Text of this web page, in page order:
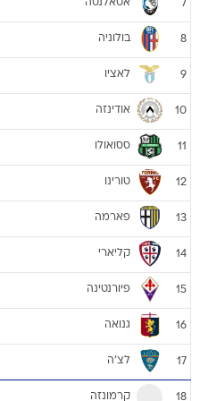
7 אטאלנטה
8 בולוניה
9 לאציו
10 אודינזה
11 ססואולו
12 טורינו
13 פארמה
14 קליארי
15 פיורנטינה
16 גנואה
17 לצ'ה
18 קרמונזה